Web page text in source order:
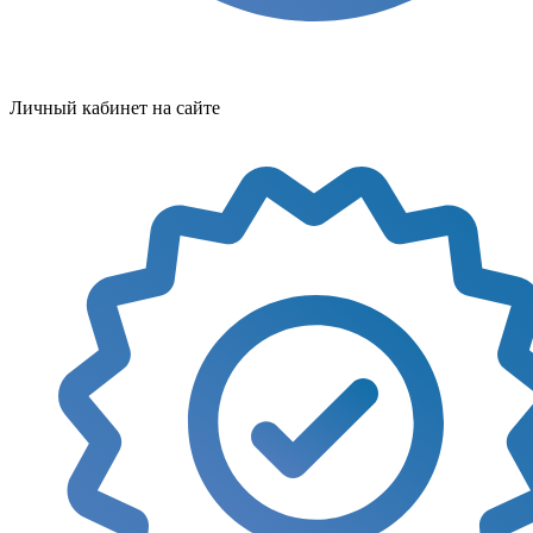
Личный кабинет на сайте